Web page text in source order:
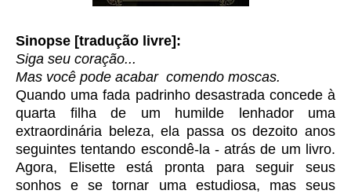
Sinopse [tradução livre]:
Siga seu coração...
Mas você pode acabar comendo moscas.
Quando uma fada padrinho desastrada concede à
quarta filha de um humilde lenhador uma
extraordinária beleza, ela passa os dezoito anos
seguintes tentando escondê-la - atrás de um livro.
Agora, Elisette está pronta para seguir seus
sonhos e se tornar uma estudiosa, mas seus